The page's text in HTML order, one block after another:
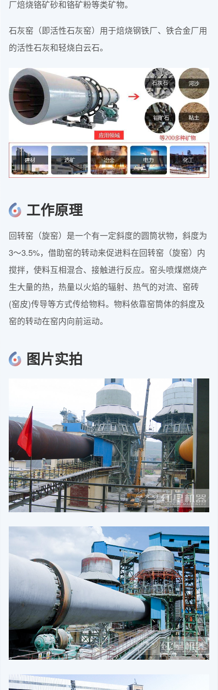
厂焙烧铬矿砂和铬矿粉等类矿物。
石灰窑（即活性石灰窑）用于焙烧钢铁厂、铁合金厂用
的活性石灰和轻烧白云石。
工作原理
回转窑（旋窑）是一个有一定斜度的圆筒状物，斜度为
3～3.5%，借助窑的转动来促进料在回转窑（旋窑）内
搅拌，使料互相混合、接触进行反应。窑头喷煤燃烧产
生大量的热，热量以火焰的辐射、热气的对流、窑砖
(窑皮)传导等方式传给物料。物料依靠窑筒体的斜度及
窑的转动在窑内向前运动。
图片实拍